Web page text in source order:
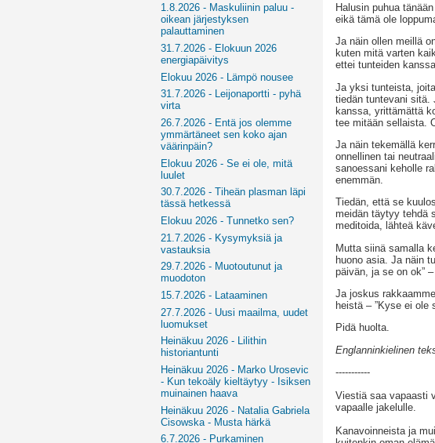
1.8.2026 - Maskuliinin paluu -
oikean järjestyksen
palauttaminen
31.7.2026 - Elokuun 2026
energiapäivitys
Elokuu 2026 - Lämpö nousee
31.7.2026 - Leijonaportti - pyhä
virta
26.7.2026 - Entä jos olemme
ymmärtäneet sen koko ajan
väärinpäin?
Elokuu 2026 - Se ei ole, mitä
luulet
30.7.2026 - Tiheän plasman läpi
tässä hetkessä
Elokuu 2026 - Tunnetko sen?
21.7.2026 - Kysymyksiä ja
vastauksia
29.7.2026 - Muotoutunut ja
muodoton
15.7.2026 - Lataaminen
27.7.2026 - Uusi maailma, uudet
luomukset
Heinäkuu 2026 - Lilithin
historiantunti
Heinäkuu 2026 - Marko Urosevic
- Kun tekoäly kieltäytyy - Isiksen
muinainen haava
Heinäkuu 2026 - Natalia Gabriela
Cisowska - Musta härkä
6.7.2026 - Purkaminen
Halusin puhua
eikä tämä ole
Ja näin ollen meillä
kuten mitä varten
ettei tunteiden
Ja yksi tunteista,
tiedän tuntevani sitä.
kanssa, yrittämättä
tee mitään sellaista.
Ja näin tekemällä
onnellinen tai
sanoessani keholle
enemmän.
Tiedän, että se
meidän täytyy tehdä
meditoida, lähteä
Mutta siinä samalla
huono asia. Ja näin
päivän, ja se on ok”
Ja joskus
heistä – ”Kyse ei
Pidä huolta.
Englanninkielinen
-----------
Viestiä saa vapaasti
vapaalle jakelulle.
Kanavoinneista ja